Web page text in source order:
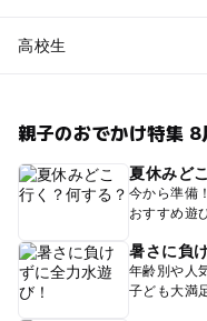
高校生
親子のおでかけ特集 8
夏休みど
今から準備
おすすめ遊
暑さに負
年齢別や人
子ども大満